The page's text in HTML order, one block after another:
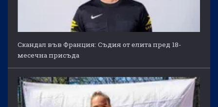
Скандал във Франция: Съдия от елита пред 18-
месечна присъда